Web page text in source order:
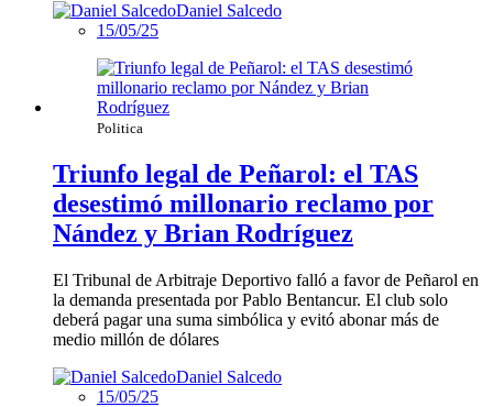
Daniel Salcedo
15/05/25
Politica
Triunfo legal de Peñarol: el TAS
desestimó millonario reclamo por
Nández y Brian Rodríguez
El Tribunal de Arbitraje Deportivo falló a favor de Peñarol en
la demanda presentada por Pablo Bentancur. El club solo
deberá pagar una suma simbólica y evitó abonar más de
medio millón de dólares
Daniel Salcedo
15/05/25